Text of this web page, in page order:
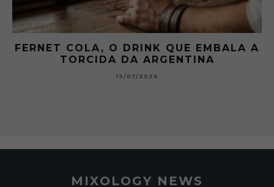
GIBSON: O PICLES QUE MUDOU A
HISTÓRIA DOS MARTINI
15/07/2026
MIXOLOGY NEWS